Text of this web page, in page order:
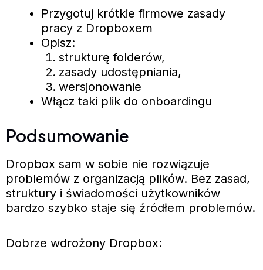
Przygotuj krótkie firmowe zasady
pracy z Dropboxem
Opisz:
strukturę folderów,
zasady udostępniania,
wersjonowanie
Włącz taki plik do onboardingu
Podsumowanie
Dropbox sam w sobie nie rozwiązuje
problemów z organizacją plików. Bez zasad,
struktury i świadomości użytkowników
bardzo szybko staje się źródłem problemów.
Dobrze wdrożony Dropbox: